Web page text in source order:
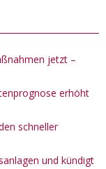
jetzt –
erhöht
schneller
und kündigt